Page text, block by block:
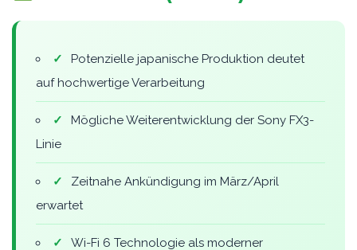
✓
Potenzielle japanische Produktion deutet
auf hochwertige Verarbeitung
✓
Mögliche Weiterentwicklung der Sony FX3-
Linie
✓
Zeitnahe Ankündigung im März/April
erwartet
✓ Wi-Fi 6 Technologie als moderner